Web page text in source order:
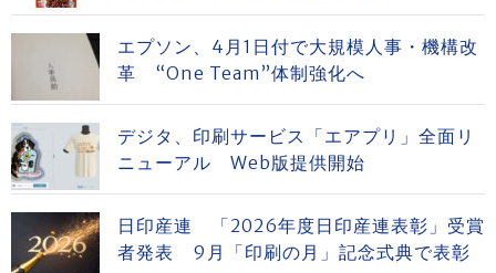
エプソン、4月1日付で大規模人事・機構改
革 “One Team”体制強化へ
デジタ、印刷サービス「エアプリ」全面リ
ニューアル Web版提供開始
日印産連 「2026年度日印産連表彰」受賞
者発表 9月「印刷の月」記念式典で表彰